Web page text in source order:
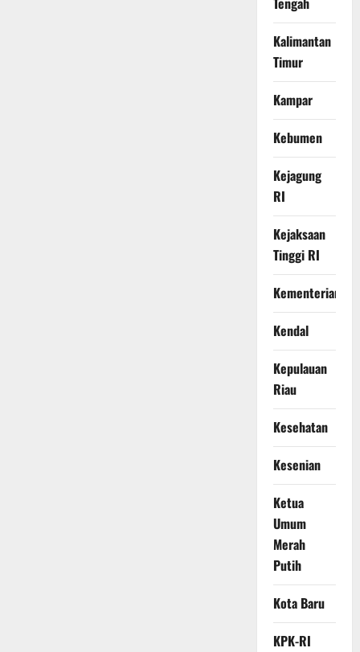
Kalimantan
Timur
Kampar
Kebumen
Kejagung
RI
Kejaksaan
Tinggi RI
Kementerian
Kendal
Kepulauan
Riau
Kesehatan
Kesenian
Ketua
Umum
Merah
Putih
Kota Baru
KPK-RI